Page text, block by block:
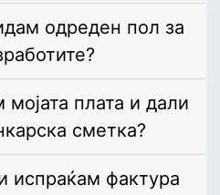
одреден пол за
мојата плата и дали
сметка?
испраќам фактура